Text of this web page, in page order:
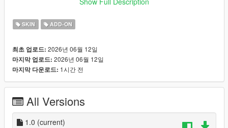
Bugs: Has lost parts of bones because of low poly model. of
the blender last version the weight paint and auto weight are so
SKIN ADD-ON
최초 업로드: 2026년 06월 12일
마지막 업로드: 2026년 06월 12일
마지막 다운로드: 1시간 전
All Versions
1.0 (current)